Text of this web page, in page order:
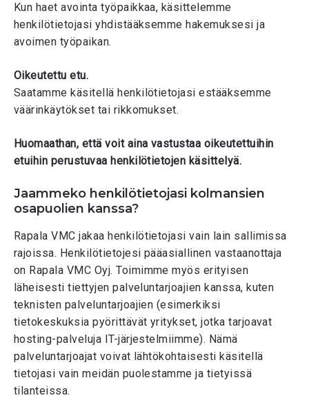
Kun haet avointa työpaikkaa, käsittelemme
henkilötietojasi yhdistääksemme hakemuksesi ja
avoimen työpaikan.
Oikeutettu etu.
Saatamme käsitellä henkilötietojasi estääksemme
väärinkäytökset tai rikkomukset.
Huomaathan, että voit aina vastustaa oikeutettuihin
etuihin perustuvaa henkilötietojen käsittelyä.
Jaammeko henkilötietojasi kolmansien
osapuolien kanssa?
Rapala VMC jakaa henkilötietojasi vain lain sallimissa
rajoissa. Henkilötietojesi pääasiallinen vastaanottaja
on Rapala VMC Oyj. Toimimme myös erityisen
läheisesti tiettyjen palveluntarjoajien kanssa, kuten
teknisten palveluntarjoajien (esimerkiksi
tietokeskuksia pyörittävät yritykset, jotka tarjoavat
hosting-palveluja IT-järjestelmiimme). Nämä
palveluntarjoajat voivat lähtökohtaisesti käsitellä
tietojasi vain meidän puolestamme ja tietyissä
tilanteissa.